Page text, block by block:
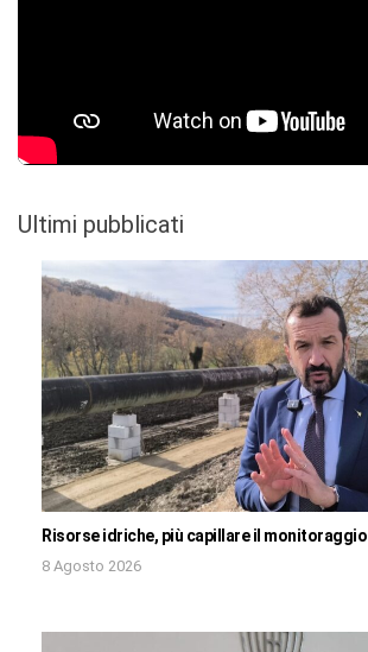
Ultimi pubblicati
Risorse idriche, più capillare il monitoraggio
8 Agosto 2026